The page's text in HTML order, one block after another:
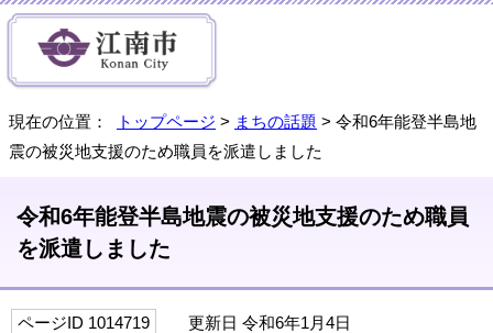
現在の位置： トップページ > まちの話題 > 令和6年能登半島地
震の被災地支援のため職員を派遣しました
令和6年能登半島地震の被災地支援のため職員
を派遣しました
ページID 1014719 更新日 令和6年1月4日